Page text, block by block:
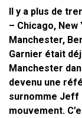
Il y a plus de
– Chicago,
Manchester,
Garnier était
Manchester
devenu une
surnomme Jeff
mouvement.